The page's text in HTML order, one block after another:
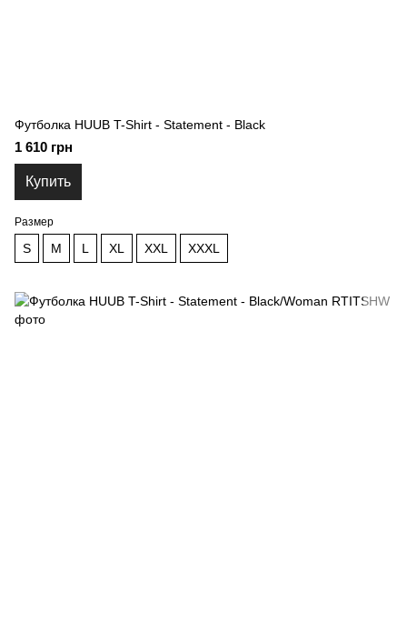
Футболка HUUB T-Shirt - Statement - Black
1 610 грн
Купить
Размер
S M L XL XXL XXXL